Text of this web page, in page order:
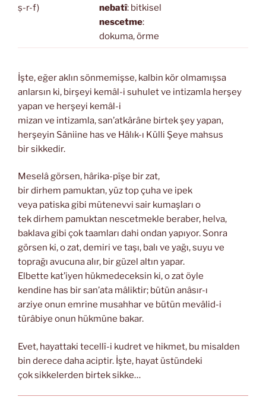
ṣ-r-f)
nebatî: bitkisel
nescetme:
dokuma, örme
İşte, eğer aklın sönmemişse, kalbin kör olmamışsa
anlarsın ki, birşeyi kemâl-i suhulet ve intizamla herşey
yapan ve herşeyi kemâl-i
mizan ve intizamla, san’atkârâne birtek şey yapan,
herşeyin Sâniine has ve Hâlık-ı Külli Şeye mahsus
bir sikkedir.
Meselâ görsen, hârika-pîşe bir zat,
bir dirhem pamuktan, yüz top çuha ve ipek
veya patiska gibi mütenevvi sair kumaşları o
tek dirhem pamuktan nescetmekle beraber, helva,
baklava gibi çok taamları dahi ondan yapıyor. Sonra
görsen ki, o zat, demiri ve taşı, balı ve yağı, suyu ve
toprağı avucuna alır, bir güzel altın yapar.
Elbette kat’iyen hükmedeceksin ki, o zat öyle
kendine has bir san’ata mâliktir; bütün anâsır-ı
arziye onun emrine musahhar ve bütün mevâlid-i
türâbiye onun hükmüne bakar.
Evet, hayattaki tecellî-i kudret ve hikmet, bu misalden
bin derece daha aciptir. İşte, hayat üstündeki
çok sikkelerden birtek sikke…